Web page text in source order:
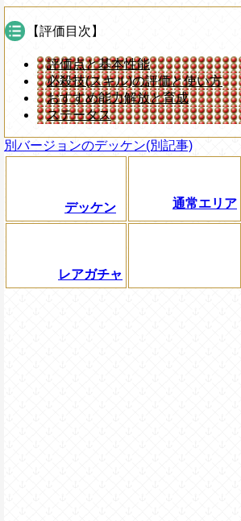
【評価目次】
評価点と基本性能
必殺技(スキル)の評価と使い方
おすすめ能力解放と育成
ステータス
別バージョンのデッケン(別記事)
デッケン 通常エリア
レアガチャ